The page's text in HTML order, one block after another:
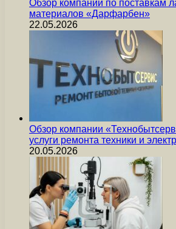
Обзор компании по поставкам
материалов «Дарфарбен»
22.05.2026
Обзор компании
услуги ремонта техники и
20.05.2026